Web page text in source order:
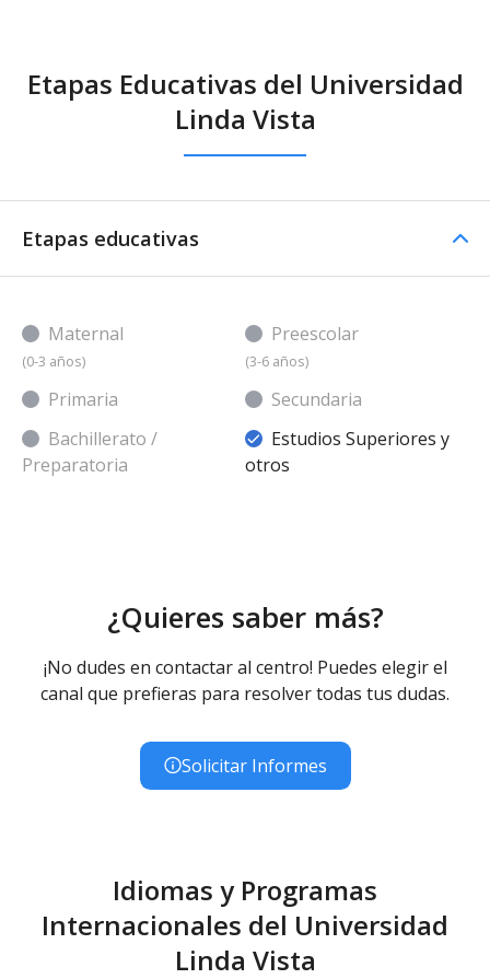
Etapas Educativas del Universidad
Linda Vista
Etapas educativas
Maternal
(0-3 años)
Preescolar
(3-6 años)
Primaria
Secundaria
Bachillerato /
Preparatoria
Estudios Superiores y
otros
¿Quieres saber más?
¡No dudes en contactar al centro! Puedes elegir el
canal que prefieras para resolver todas tus dudas.
Solicitar Informes
Idiomas y Programas
Internacionales del Universidad
Linda Vista